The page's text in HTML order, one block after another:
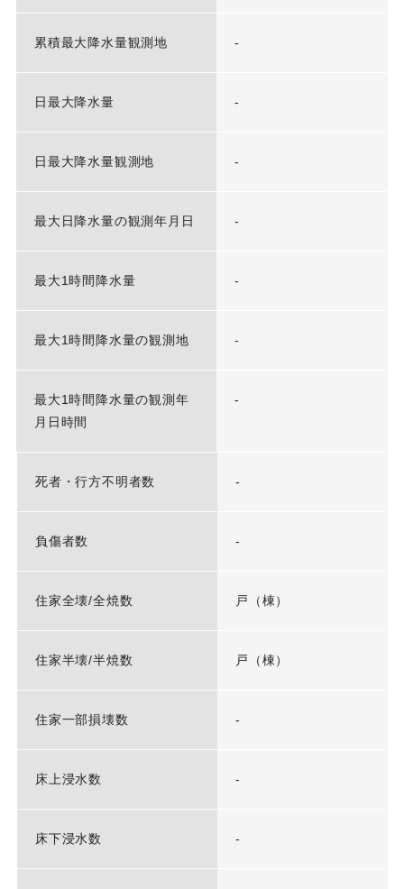
累積最大降水量観測地 -
日最大降水量 -
日最大降水量観測地 -
最大日降水量の観測年月日 -
最大1時間降水量 -
最大1時間降水量の観測地 -
最大1時間降水量の観測年
月日時間
-
死者・行方不明者数 -
負傷者数 -
住家全壊/全焼数 戸（棟）
住家半壊/半焼数 戸（棟）
住家一部損壊数 -
床上浸水数 -
床下浸水数 -